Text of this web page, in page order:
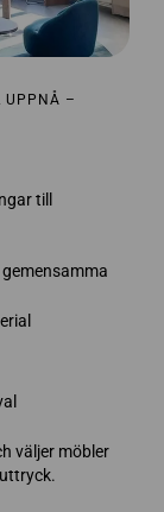
UPPNÅ –
till
väljer möbler